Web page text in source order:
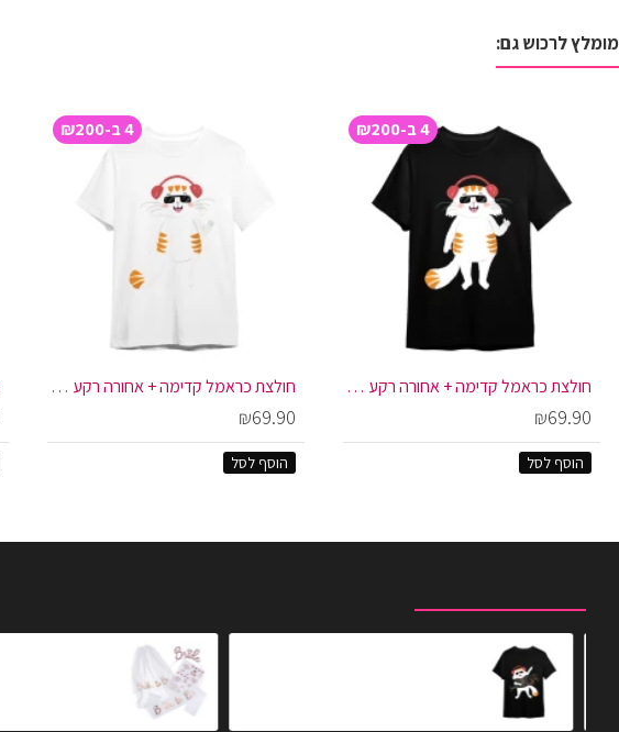
מומלץ לרכוש גם:
4 ב-₪200
חולצת כראמל קדימה + אחורה רקע שחור
₪69.90
הוסף לסל
4 ב-₪200
חולצת כראמל קדימה + אחורה רקע לבן
₪69.90
הוסף לסל